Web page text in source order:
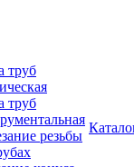
труб
труб
резьбы